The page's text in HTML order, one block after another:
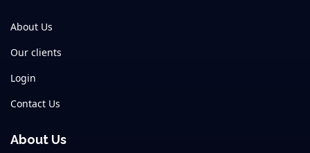
About Us
Our clients
Login
Contact Us
About Us